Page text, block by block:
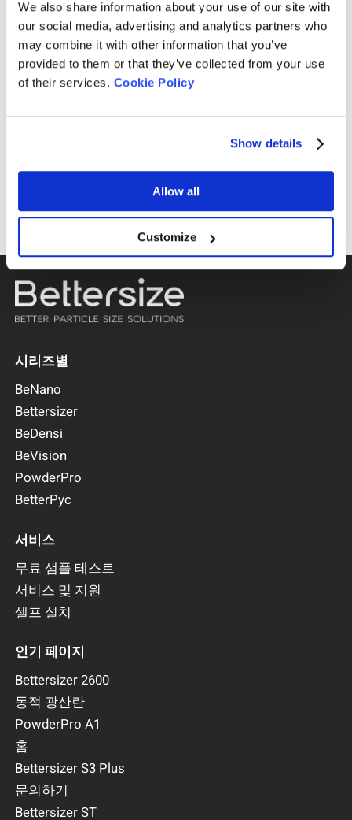
We also share information about your use of our site with
our social media, advertising and analytics partners who
may combine it with other information that you’ve
provided to them or that they’ve collected from your use
of their services. Cookie Policy
Show details
Allow all
Customize
더 큰 크기의 인스트루먼트가 무대를 휩쓸다:
ACCSI 2024에서 3연승 달성
시리즈별
BeNano
Bettersizer
BeDensi
BeVision
PowderPro
BetterPyc
서비스
무료 샘플 테스트
서비스 및 지원
셀프 설치
인기 페이지
Bettersizer 2600
동적 광산란
PowderPro A1
홈
Bettersizer S3 Plus
문의하기
Bettersizer ST